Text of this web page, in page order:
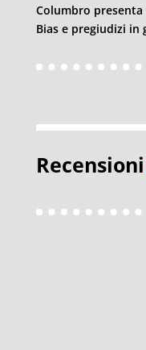
Columbro presenta
Bias e pregiudizi in
Recensioni